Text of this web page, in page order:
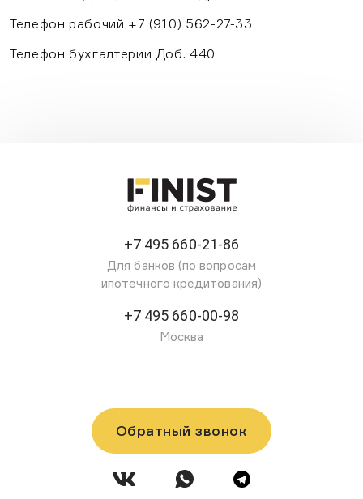
Телефон рабочий +7 (910) 562-27-33
Телефон бухгалтерии Доб. 440
+7 495 660-21-86
Для банков (по вопросам
ипотечного кредитования)
+7 495 660-00-98
Москва
Обратный звонок